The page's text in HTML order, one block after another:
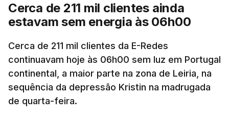
Cerca de 211 mil clientes ainda
estavam sem energia às 06h00
Cerca de 211 mil clientes da E-Redes
continuavam hoje às 06h00 sem luz em Portugal
continental, a maior parte na zona de Leiria, na
sequência da depressão Kristin na madrugada
de quarta-feira.